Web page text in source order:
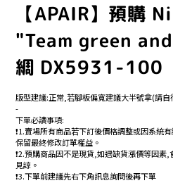
【APAIR】預購
"Team green
綢 DX5931-100
版型建議:正常,若腳板偏寬建議大半號拿(請自
-
下單必讀事項:
❗️1.賣場所有商品若下訂後價格調整或因系統
保留最終修改訂單權益。
❗️2.預購商品因不是現貨,如遇缺貨漲價等因
見諒。
❗️3.下單前建議先右下角訊息詢問後再下單